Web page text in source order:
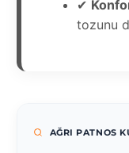
✔
tozunu
AĞRI PATNOS